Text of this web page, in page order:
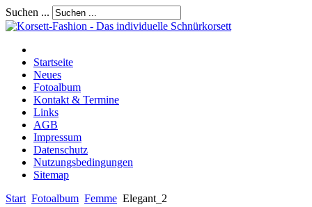
Suchen ...
Startseite
Neues
Fotoalbum
Kontakt & Termine
Links
AGB
Impressum
Datenschutz
Nutzungsbedingungen
Sitemap
Start Fotoalbum Femme Elegant_2